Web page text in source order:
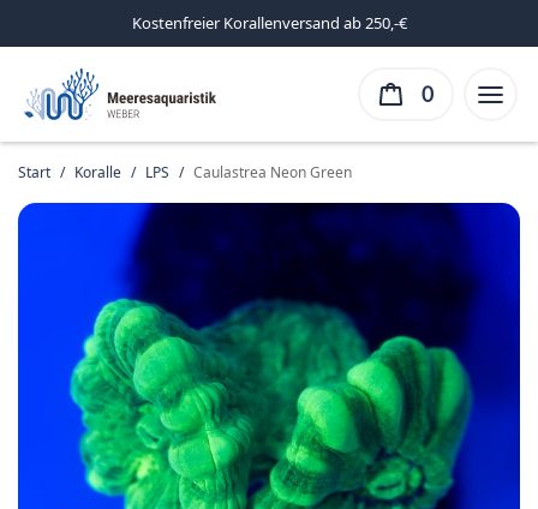
Kostenfreier Korallenversand ab 250,-€
0
Start / Koralle / LPS / Caulastrea Neon Green